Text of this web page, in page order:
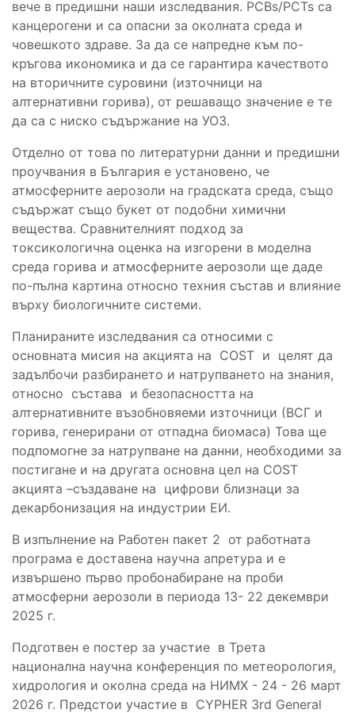
вече в предишни наши изследвания. PCBs/PCTs са
канцерогени и са опасни за околната среда и
човешкото здраве. За да се напредне към по-
кръгова икономика и да се гарантира качеството
на вторичните суровини (източници на
алтернативни горива), от решаващо значение е те
да са с ниско съдържание на УОЗ.
Отделно от това по литературни данни и предишни
проучвания в България е установено, че
атмосферните аерозоли на градската среда, също
съдържат също букет от подобни химични
вещества. Сравнителният подход за
токсикологична оценка на изгорени в моделна
среда горива и атмосферните аерозоли ще даде
по-пълна картина относно техния състав и влияние
върху биологичните системи.
Планираните изследвания са относими с
основната мисия на акцията на COST и целят да
задълбочи разбирането и натрупването на знания,
относно състава и безопасността на
алтернативните възобновяеми източници (ВСГ и
горива, генерирани от отпадна биомаса) Това ще
подпомогне за натрупване на данни, необходими за
постигане и на другата основна цел на COST
акцията –създаване на цифрови близнаци за
декарбонизация на индустрии ЕИ.
В изпълнение на Работен пакет 2 от работната
програма е доставена научна апретура и е
извършено първо пробонабиране на проби
атмосферни аерозоли в периода 13- 22 декември
2025 г.
Подготвен е постер за участие в Трета
национална научна конференция по метеорология,
хидрология и околна среда на НИМХ - 24 - 26 март
2026 г. Предстои участие в CYPHER 3rd General